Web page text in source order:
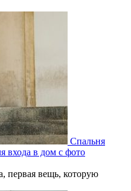
Спальня
входа в дом с фото
первая вещь, которую